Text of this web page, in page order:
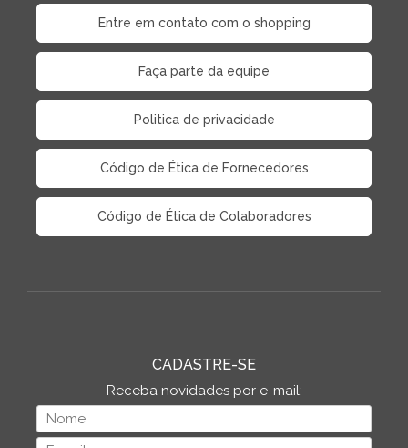
Entre em contato com o shopping
Faça parte da equipe
Politica de privacidade
Código de Ética de Fornecedores
Código de Ética de Colaboradores
CADASTRE-SE
Receba novidades por e-mail: